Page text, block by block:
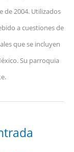
2004. Utilizados
a cuestiones de
que se incluyen
Su parroquia